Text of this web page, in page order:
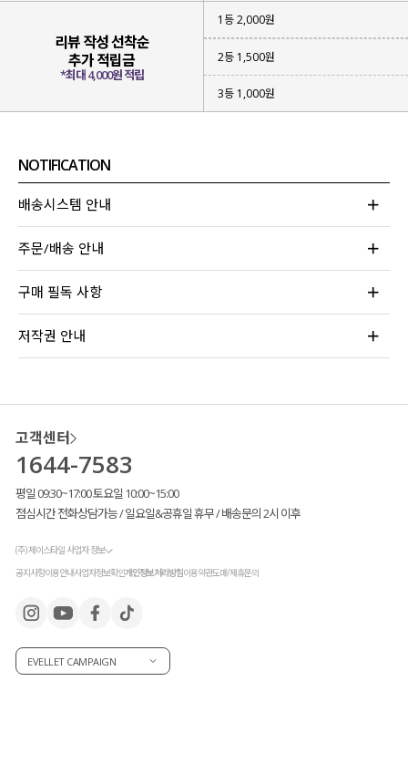
리뷰 작성 선착순
추가 적립금
*최대 4,000원 적립
1등 2,000원
2등 1,500원
3등 1,000원
NOTIFICATION
배송시스템 안내
주문/배송 안내
구매 필독 사항
저작권 안내
고객센터
1644-7583
평일 09:30~17:00 토요일 10:00~15:00
점심시간 전화상담가능 / 일요일&공휴일 휴무 / 배송문의 2시 이후
(주) 제이스타일 사업자 정보
공지사항이용안내사업자정보확인개인정보처리방침이용약관도매/제휴문의
EVELLET CAMPAIGN